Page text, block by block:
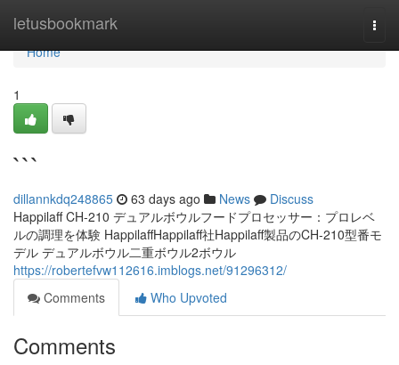
letusbookmark
Home
Home
1
```
dillannkdq248865 63 days ago News
Discuss
Happilaff CH-210 デュアルボウルフードプロセッサー：プロレベ
ルの調理を体験 HappilaffHappilaff社Happilaff製品のCH-210型番モ
デル デュアルボウル二重ボウル2ボウル
https://robertefvw112616.imblogs.net/91296312/
Comments
Who Upvoted
Comments